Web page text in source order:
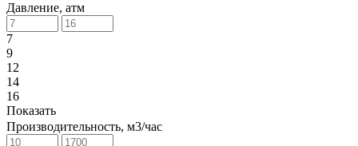
Давление, атм
7
9
12
14
16
Показать
Производительность, м3/час